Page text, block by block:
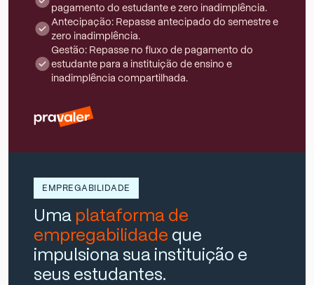
pagamento do estudante e zero inadimplência.
Antecipação: Repasse antecipado do semestre e
zero inadimplência.
Gestão: Repasse no fluxo de pagamento do
estudante para a instituição de ensino e
inadimplência compartilhada.
EMPREGABILIDADE
Uma plataforma de
empregabilidade que
impulsiona sua instituição e
seus estudantes.